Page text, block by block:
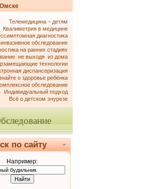
Телемедицина – детям
Квалиметрия в медицине
диагностика
обследование
на ранних стадиях
не выходя из дома
технологии
диспансеризация
о здоровье ребёнка
обследование
Индивидуальный подход
Всё о детском энурезе
по сайту
Например: